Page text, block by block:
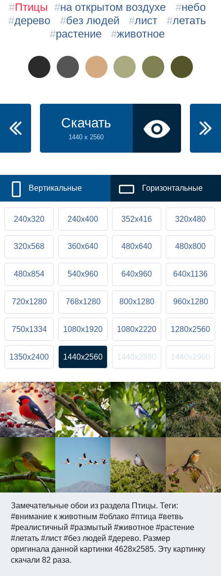
Замечательные обои из раздела Птицы. Теги:
#внимание к животным #облако #птица #ветвь
#реалистичный #размытый #животное #растение
#летать #лист #без людей #дерево. Размер
оригинала данной картинки 4628x2585. Эту картинку
скачали 82 раза.
#Птицы #на открытом воздухе #небо
#дерево #без людей #лист #летать
#растение #животное
Скачать
1440 x 2560
Вертикальные Горизонтальные
240x320 240x400 352x416 320x480
320x568 360x640 480x640 480x800
480x854 540x960 640x960 640x1136
720x1280 768x1280 800x1280 960x1280
750x1334 1080x1920 1080x2220 1280x2560
1350x2400 1440x2560 1440x2880 1440x2960